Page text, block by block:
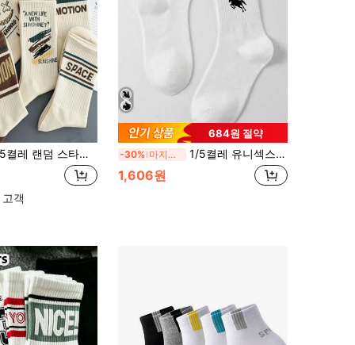
5켤레 랜덤 스타일 마이야르 프린트 빈티지 레터 프린트 보트 양말, 패션 남성 스포츠 양말, 가을 스타일
객
684원 절약
-30% 마지막 3일 1/5켤레 유니섹스 클래식 스트라이프 승마 미드-카프 양말, 통기성 캐주얼 데일리 웨어, 가을
1,606원